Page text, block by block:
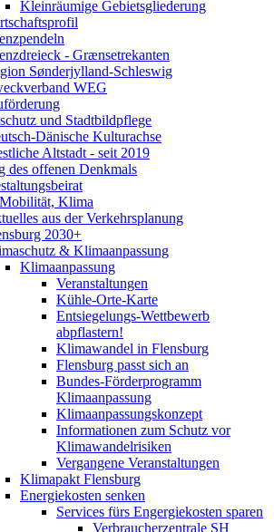
Kleinräumige Gebietsgliederung
- Grænsetrekanten
Sønderjylland-Schleswig
WEG
und Stadtbildpflege
Dänische Kulturachse
Altstadt - seit 2019
des offenen Denkmals
Klima
aus der Verkehrsplanung
2030+
& Klimaanpassung
Klimaanpassung
Veranstaltungen
Kühle-Orte-Karte
Entsiegelungs-Wettbewerb
abpflastern!
Klimawandel in Flensburg
Flensburg passt sich an
Bundes-Förderprogramm
Klimaanpassung
Klimaanpassungskonzept
Informationen zum Schutz vor
Klimawandelrisiken
Vergangene Veranstaltungen
Klimapakt Flensburg
Energiekosten senken
Services fürs Engergiekosten sparen
Verbraucherzentrale SH